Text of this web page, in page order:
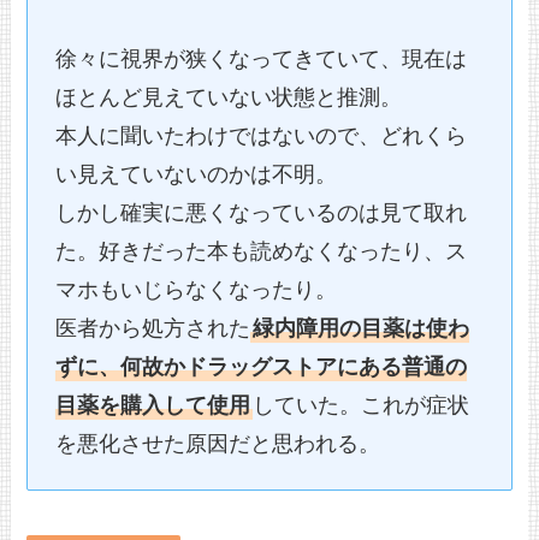
徐々に視界が狭くなってきていて、現在は
ほとんど見えていない状態と推測。
本人に聞いたわけではないので、どれくら
い見えていないのかは不明。
しかし確実に悪くなっているのは見て取れ
た。好きだった本も読めなくなったり、ス
マホもいじらなくなったり。
医者から処方された緑内障用の目薬は使わ
ずに、何故かドラッグストアにある普通の
目薬を購入して使用していた。これが症状
を悪化させた原因だと思われる。